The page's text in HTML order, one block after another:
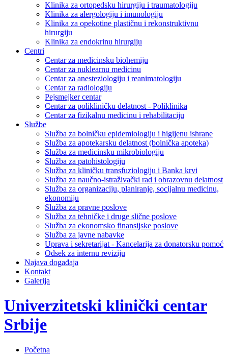
Klinika za ortopedsku hirurgiju i traumatologiju
Klinika za alergologiju i imunologiju
Klinika za opekotine plastičnu i rekonstruktivnu
hirurgiju
Klinika za endokrinu hirurgiju
Centri
Centar za medicinsku biohemiju
Centar za nuklearnu medicinu
Centar za anesteziologiju i reanimatologiju
Centar za radiologiju
Pejsmejker centar
Centar za polikliničku delatnost - Poliklinika
Centar za fizikalnu medicinu i rehabilitaciju
Službe
Služba za bolničku epidemiologiju i higijenu ishrane
Služba za apotekarsku delatnost (bolnička apoteka)
Služba za medicinsku mikrobiologiju
Služba za patohistologiju
Služba za kliničku transfuziologiju i Banka krvi
Služba za naučno-istraživački rad i obrazovnu delatnost
Služba za organizaciju, planiranje, socijalnu medicinu,
ekonomiju
Služba za pravne poslove
Služba za tehničke i druge slične poslove
Služba za ekonomsko finansijske poslove
Služba za javne nabavke
Uprava i sekretarijat - Kancelarija za donatorsku pomoć
Odsek za internu reviziju
Najava događaja
Kontakt
Galerija
Univerzitetski klinički centar
Srbije
Početna